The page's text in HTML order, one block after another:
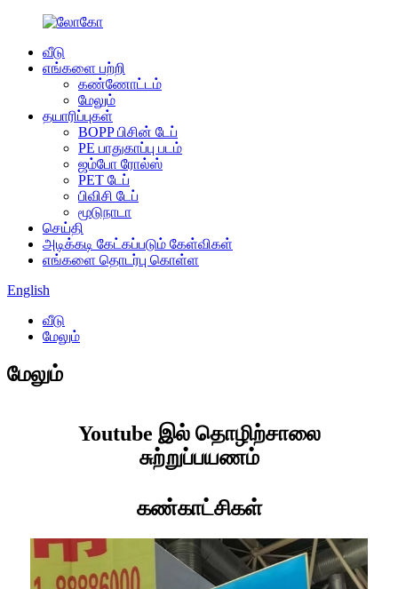
வீடு
எங்களை பற்றி
கண்ணோட்டம்
மேலும்
தயாரிப்புகள்
BOPP பிசின் டேப்
PE பாதுகாப்பு படம்
ஜம்போ ரோல்ஸ்
PET டேப்
பிவிசி டேப்
மூடுநாடா
செய்தி
அடிக்கடி கேட்கப்படும் கேள்விகள்
எங்களை தொடர்பு கொள்ள
English
வீடு
மேலும்
மேலும்
Youtube இல் தொழிற்சாலை
சுற்றுப்பயணம்
கண்காட்சிகள்